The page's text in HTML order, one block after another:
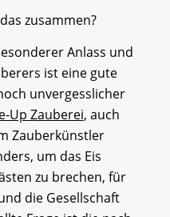
zusammen?
Anlass und
ist eine gute
unvergesslicher
Up Zauberei, auch
Zauberkünstler
um das Eis
zu brechen, für
die Gesellschaft